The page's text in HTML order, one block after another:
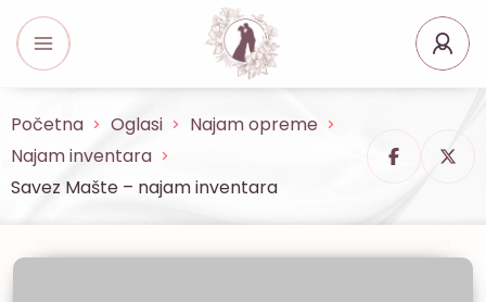
Početna Oglasi
Najam opreme
Najam inventara
Savez Mašte – najam inventara